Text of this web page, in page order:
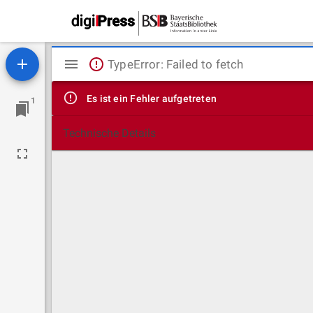
1
Mirador
Viewer
TypeError: Failed to fetch
Es ist ein Fehler aufgetreten
Technische Details